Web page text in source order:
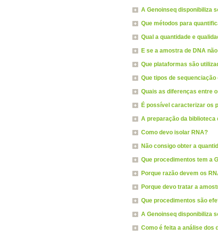
A Genoinseq disponibiliza
Que métodos para
Qual a quantidade e
E se a amostra de DNA
Que plataformas são
Que tipos de
Quais as diferenças entre
É possível caracterizar os
A preparação da
Como devo isolar RNA?
Não consigo obter a
Que procedimentos tem a
Porque razão devem os
Porque devo tratar a
Que procedimentos são
A Genoinseq disponibiliza
Como é feita a análise dos